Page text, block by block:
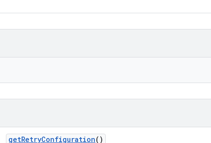
getRetryConfiguration()